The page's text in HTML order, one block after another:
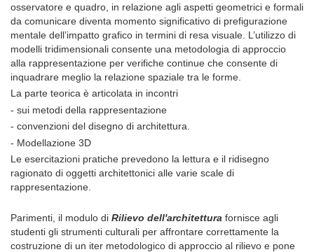
osservatore e quadro, in relazione agli aspetti geometrici e formali
da comunicare diventa momento significativo di prefigurazione
mentale dell’impatto grafico in termini di resa visuale. L’utilizzo di
modelli tridimensionali consente una metodologia di approccio
alla rappresentazione per verifiche continue che consente di
inquadrare meglio la relazione spaziale tra le forme.
La parte teorica è articolata in incontri
- sui metodi della rappresentazione
- convenzioni del disegno di architettura.
- Modellazione 3D
Le esercitazioni pratiche prevedono la lettura e il ridisegno
ragionato di oggetti architettonici alle varie scale di
rappresentazione.
Parimenti, il modulo di Rilievo dell'architettura fornisce agli
studenti gli strumenti culturali per affrontare correttamente la
costruzione di un iter metodologico di approccio al rilievo e pone